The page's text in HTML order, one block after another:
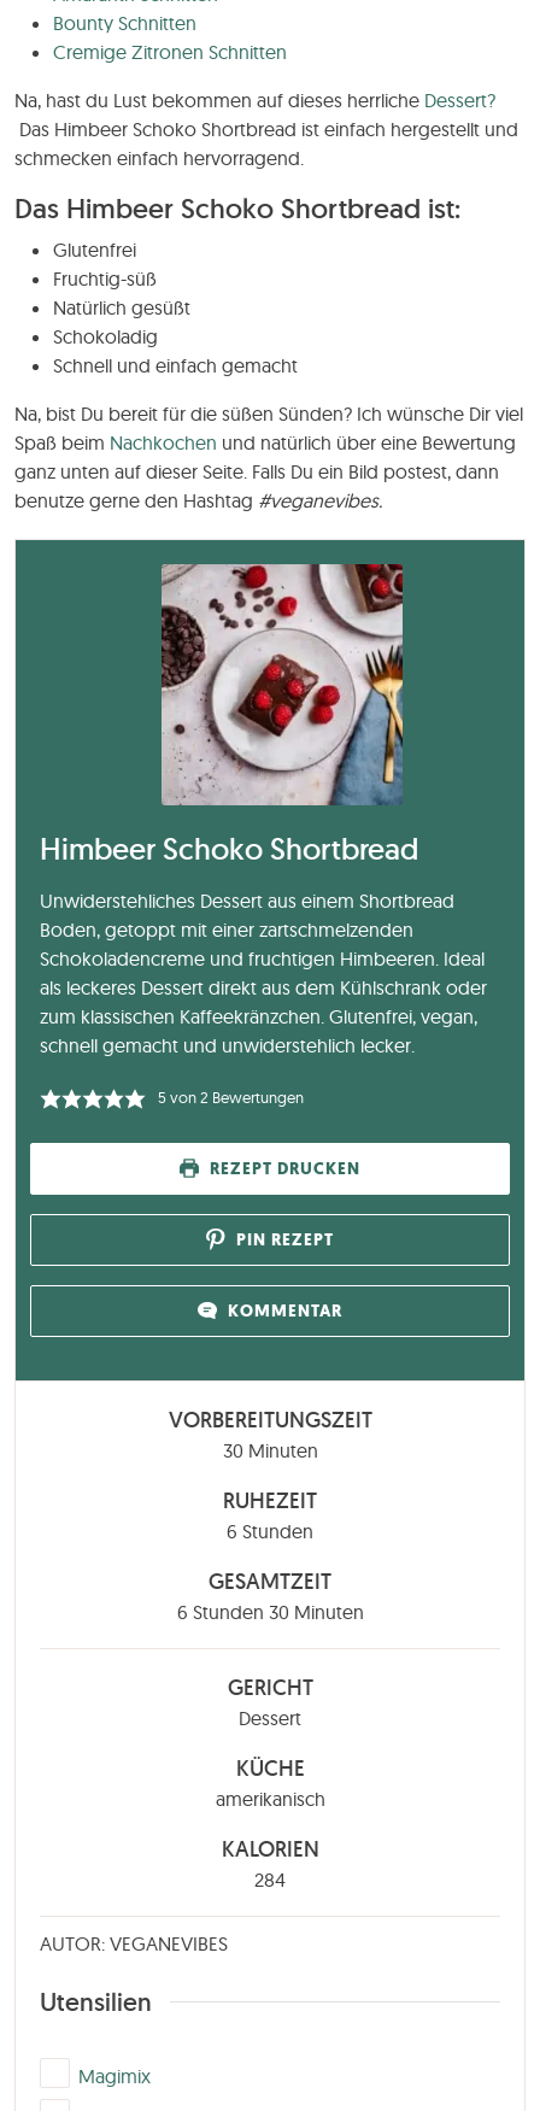
Bounty Schnitten
Cremige Zitronen Schnitten
Na, hast du Lust bekommen auf dieses herrliche Dessert?
Das Himbeer Schoko Shortbread ist einfach hergestellt und
schmecken einfach hervorragend.
Das Himbeer Schoko Shortbread ist:
Glutenfrei
Fruchtig-süß
Natürlich gesüßt
Schokoladig
Schnell und einfach gemacht
Na, bist Du bereit für die süßen Sünden? Ich wünsche Dir viel
Spaß beim Nachkochen und natürlich über eine Bewertung
ganz unten auf dieser Seite. Falls Du ein Bild postest, dann
benutze gerne den Hashtag #veganevibes.
Himbeer Schoko Shortbread
Unwiderstehliches Dessert aus einem Shortbread
Boden, getoppt mit einer zartschmelzenden
Schokoladencreme und fruchtigen Himbeeren. Ideal
als leckeres Dessert direkt aus dem Kühlschrank oder
zum klassischen Kaffeekränzchen. Glutenfrei, vegan,
schnell gemacht und unwiderstehlich lecker.
5von2 Bewertungen
REZEPT DRUCKEN
PIN REZEPT
KOMMENTAR
VORBEREITUNGSZEIT
30Minuten
Minuten
RUHEZEIT
6 Stunden
Stunden
GESAMTZEIT
6Stunden
Stunden 30Minuten
Minuten
GERICHT
Dessert
KÜCHE
amerikanisch
KALORIEN
284
AUTOR: VEGANEVIBES
Utensilien
▢Magimix